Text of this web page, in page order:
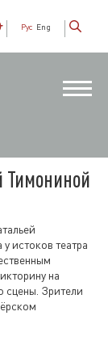
Рус Eng
Тимониной
истоков театра
на
сцены. Зрители